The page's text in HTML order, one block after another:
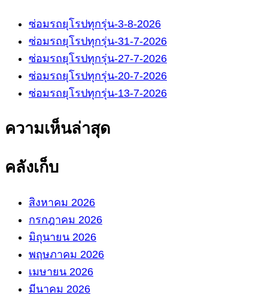
ซ่อมรถยุโรปทุกรุ่น-3-8-2026
ซ่อมรถยุโรปทุกรุ่น-31-7-2026
ซ่อมรถยุโรปทุกรุ่น-27-7-2026
ซ่อมรถยุโรปทุกรุ่น-20-7-2026
ซ่อมรถยุโรปทุกรุ่น-13-7-2026
ความเห็นล่าสุด
คลังเก็บ
สิงหาคม 2026
กรกฎาคม 2026
มิถุนายน 2026
พฤษภาคม 2026
เมษายน 2026
มีนาคม 2026